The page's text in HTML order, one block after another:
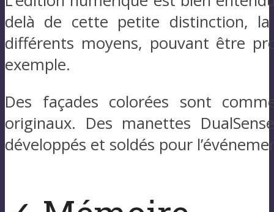
delà de cette petite distinction,
différents moyens, pouvant être
exemple.
Des façades colorées sont
originaux. Des manettes
développés et soldés pour